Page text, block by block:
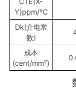
Y)ppm/℃
Dk(介电常
数)
成本
(cent/mm²)